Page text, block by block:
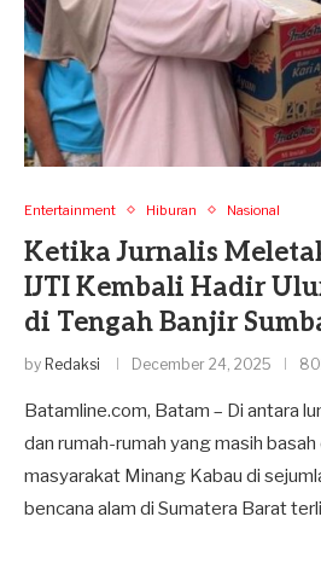
Entertainment Hiburan Nasional
Ketika Jurnalis
IJTI Kembali Hadir
di Tengah Banjir
by Redaksi December 24, 2025
Batamline.com, Batam – Di antara
dan rumah-rumah yang masih basah
masyarakat Minang Kabau di
bencana alam di Sumatera Barat